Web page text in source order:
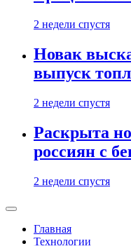
2 недели спустя
Новак
выпуск
2 недели спустя
Раскрыта
россиян с
2 недели спустя
Главная
Технологии